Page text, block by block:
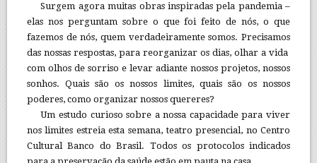
Surgem agora muitas obras inspiradas pela pandemia –
elas nos perguntam sobre o que foi feito de nós, o que
fazemos de nós, quem verdadeiramente somos. Precisamos
das nossas respostas, para reorganizar os dias, olhar a vida
com olhos de sorriso e levar adiante nossos projetos, nossos
sonhos. Quais são os nossos limites, quais são os nossos
poderes, como organizar nossos quereres?
Um estudo curioso sobre a nossa capacidade para viver
nos limites estreia esta semana, teatro presencial, no Centro
Cultural Banco do Brasil. Todos os protocolos indicados